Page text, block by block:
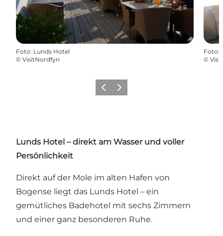
Foto: Lunds Hotel
© VisitNordfyn
Foto:
©
Vorherige Folie
Nächste Folie
Lunds Hotel – direkt am Wasser und voller
Persönlichkeit
Direkt auf der Mole im alten Hafen von
Bogense liegt das Lunds Hotel – ein
gemütliches Badehotel mit sechs Zimmern
und einer ganz besonderen Ruhe.